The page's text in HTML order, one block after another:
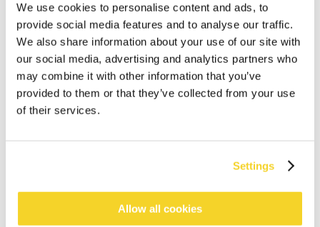
We use cookies to personalise content and ads, to
provide social media features and to analyse our traffic.
We also share information about your use of our site with
our social media, advertising and analytics partners who
may combine it with other information that you’ve
provided to them or that they’ve collected from your use
of their services.
Settings
Allow all cookies
Freitag) bei uns eingehen, werden noch am selben
Kostenlose Lieferung für Bestellungen über 50€